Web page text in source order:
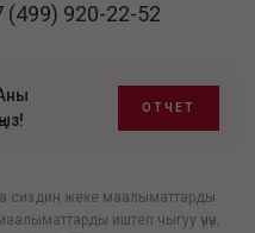
(499) 920-22-52
ОТЧЕТ
сиздин жеке маалыматтарды
иштеп чыгуу үчүн,